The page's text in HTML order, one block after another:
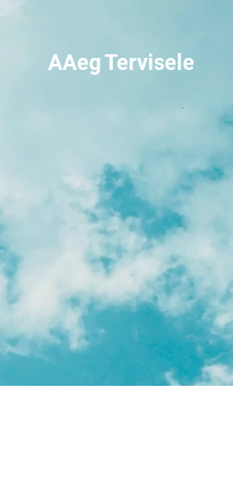
AAeg Tervisele